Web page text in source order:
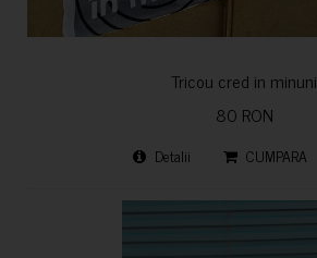
Tricou cred in minuni
80 RON
Detalii CUMPARA